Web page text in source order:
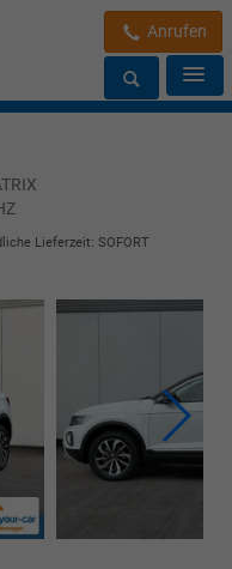
Anrufen
Lieferzeit: SOFORT